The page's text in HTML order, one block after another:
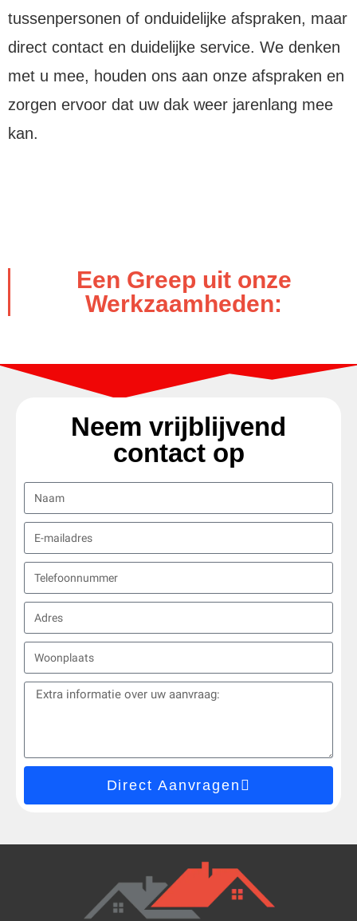
tussenpersonen of onduidelijke afspraken, maar
direct contact en duidelijke service. We denken
met u mee, houden ons aan onze afspraken en
zorgen ervoor dat uw dak weer jarenlang mee
kan.
Een Greep uit onze
Werkzaamheden:
Neem vrijblijvend
contact op
Direct Aanvragen